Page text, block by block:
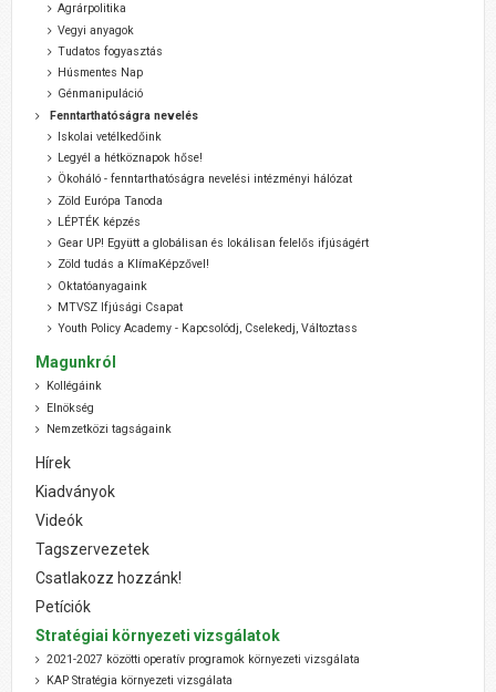
Agrárpolitika
Vegyi anyagok
Tudatos fogyasztás
Húsmentes Nap
Génmanipuláció
Fenntarthatóságra nevelés
Iskolai vetélkedőink
Legyél a hétköznapok hőse!
Ökoháló - fenntarthatóságra nevelési intézményi hálózat
Zöld Európa Tanoda
LÉPTÉK képzés
Gear UP! Együtt a globálisan és lokálisan felelős ifjúságért
Zöld tudás a KlímaKépzővel!
Oktatóanyagaink
MTVSZ Ifjúsági Csapat
Youth Policy Academy - Kapcsolódj, Cselekedj, Változtass
Magunkról
Kollégáink
Elnökség
Nemzetközi tagságaink
Hírek
Kiadványok
Videók
Tagszervezetek
Csatlakozz hozzánk!
Petíciók
Stratégiai környezeti vizsgálatok
2021-2027 közötti operatív programok környezeti vizsgálata
KAP Stratégia környezeti vizsgálata